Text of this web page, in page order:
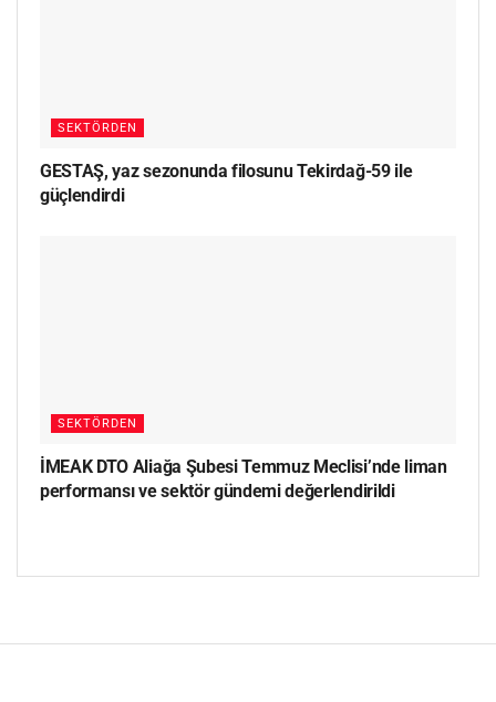
SEKTÖRDEN
GESTAŞ, yaz sezonunda filosunu Tekirdağ-59 ile
güçlendirdi
SEKTÖRDEN
İMEAK DTO Aliağa Şubesi Temmuz Meclisi’nde liman
performansı ve sektör gündemi değerlendirildi